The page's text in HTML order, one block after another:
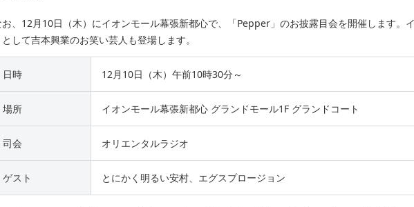
、12月10日（木）にイオンモール幕張新都心で、「Pepper」のお披露目会を開催します。
して吉本興業のお笑い芸人も登場します。
日時 12月10日（木）午前10時30分～
場所 イオンモール幕張新都心 グランドモール1F グランドコート
司会 オリエンタルラジオ
ゲスト とにかく明るい安村、エグスプロージョン